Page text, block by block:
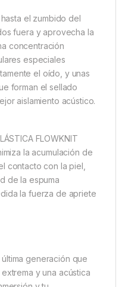
el zumbido del
fuera y aprovecha la
concentración
especiales
el oído, y unas
forman el sellado
aislamiento acústico.
FLOWKNIT
la acumulación de
contacto con la piel,
de la espuma
la fuerza de apriete
generación que
y una acústica